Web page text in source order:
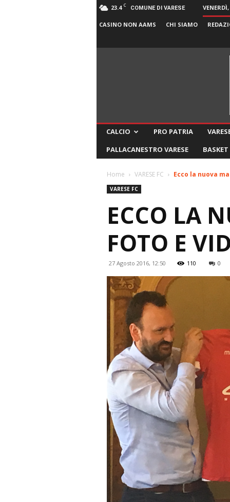
23.4 C COMUNE DI VARESE
CASINO NON AAMS CHI SIAMO
CALCIO PRO PATRIA
PALLACANESTRO VARESE
BASKET
Home VARESE FC Ecco la nuova
VARESE FC
ECCO LA
FOTO E
27 Agosto 2016, 12:50 110 0